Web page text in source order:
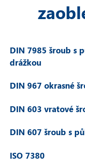
DIN 7985 šroub s
drážkou
DIN 967 okrasné
DIN 603 vratové
DIN 607 šroub s
ISO 7380